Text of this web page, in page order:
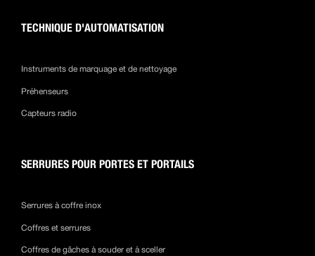
TECHNIQUE D'AUTOMATISATION
Instruments de marquage et de nettoyage
Préhenseurs
Capteurs radio
SERRURES POUR PORTES ET PORTAILS
Serrures à coffre inox
Coffres et serrures
Coffres de gâches à souder et à sceller